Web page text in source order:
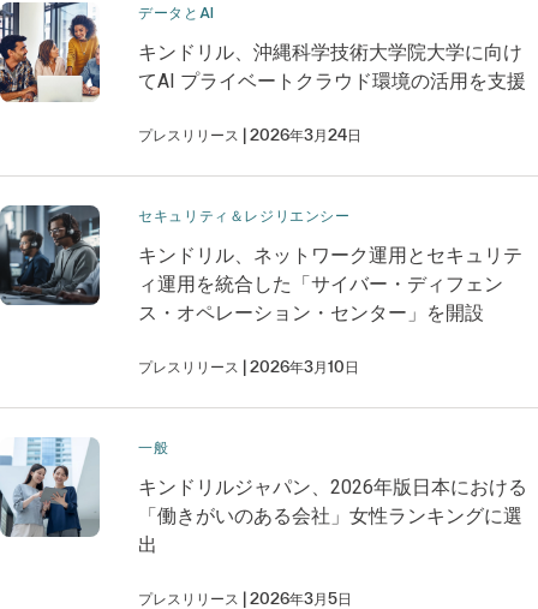
データとAI
キンドリル、沖縄科学技術大学院大学に向け
てAI プライベートクラウド環境の活用を支援
プレスリリース 2026年3月24日
セキュリティ＆レジリエンシー
キンドリル、ネットワーク運用とセキュリテ
ィ運用を統合した「サイバー・ディフェン
ス・オペレーション・センター」を開設
プレスリリース 2026年3月10日
一般
キンドリルジャパン、2026年版日本における
「働きがいのある会社」女性ランキングに選
出
プレスリリース 2026年3月5日